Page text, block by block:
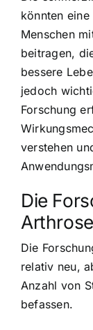
könnten
Menschen
beitragen,
bessere
jedoch
Forschung
verstehen
Die
Arthrose
Die
relativ neu,
Anzahl von
befassen.